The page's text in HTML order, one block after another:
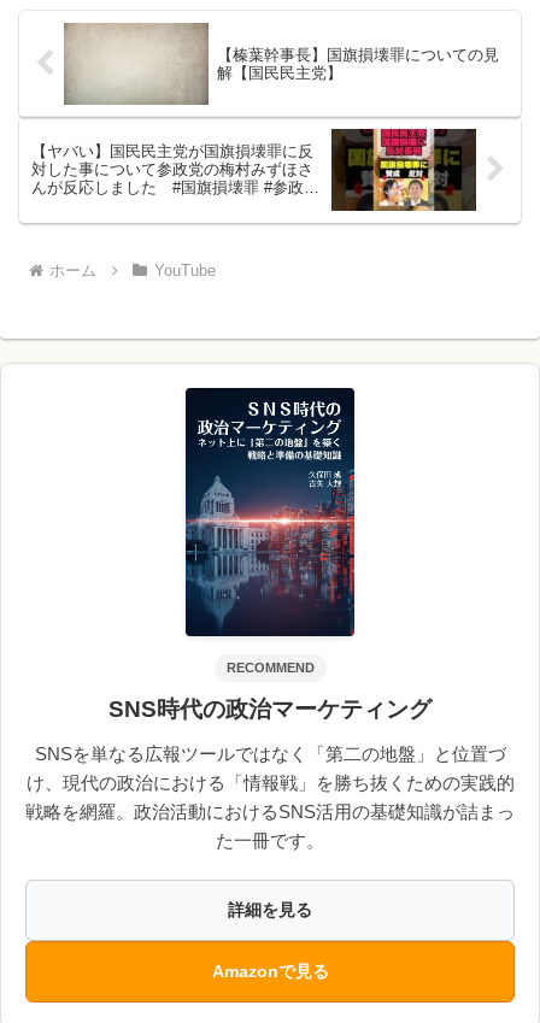
【榛葉幹事長】国旗損壊罪についての見
解【国民民主党】
【ヤバい】国民民主党が国旗損壊罪に反
対した事について参政党の梅村みずほさ
んが反応しました #国旗損壊罪 #参政党
ホーム YouTube
RECOMMEND
SNS時代の政治マーケティング
SNSを単なる広報ツールではなく「第二の地盤」と位置づ
け、現代の政治における「情報戦」を勝ち抜くための実践的
戦略を網羅。政治活動におけるSNS活用の基礎知識が詰まっ
た一冊です。
詳細を見る
Amazonで見る